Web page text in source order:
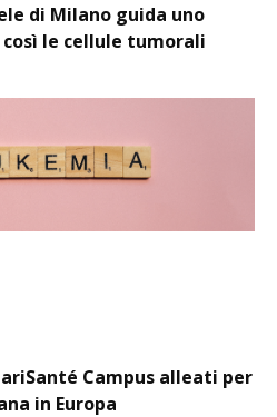
di Milano guida uno
le cellule tumorali
Campus alleati per
in Europa